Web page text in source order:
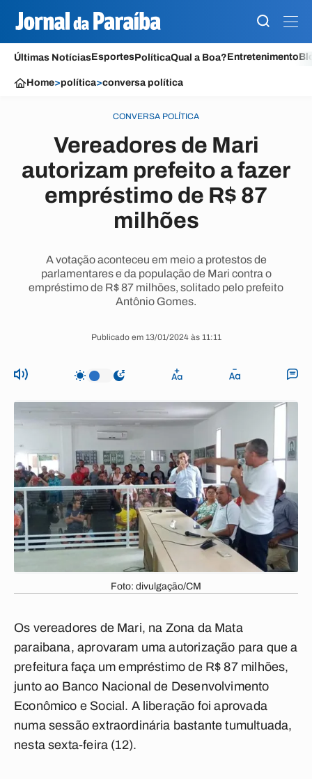
Últimas NotíciasEsportesPolíticaQual a Boa?Entretenimento
Home>política>conversa política
CONVERSA POLÍTICA
Vereadores de Mari
autorizam prefeito a fazer
empréstimo de R$ 87
milhões
A votação aconteceu em meio a protestos de
parlamentares e da população de Mari contra o
empréstimo de R$ 87 milhões, solitado pelo prefeito
Antônio Gomes.
Publicado em 13/01/2024 às 11:11
Foto: divulgação/CM
Os vereadores de Mari, na Zona da Mata
paraibana, aprovaram uma autorização para que a
prefeitura faça um empréstimo de R$ 87 milhões,
junto ao Banco Nacional de Desenvolvimento
Econômico e Social. A liberação foi aprovada
numa sessão extraordinária bastante tumultuada,
nesta sexta-feira (12).